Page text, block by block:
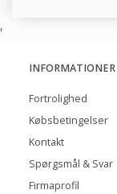
,
INFORMATIONER
Fortrolighed
Købsbetingelser
Kontakt
Spørgsmål & Svar
Firmaprofil